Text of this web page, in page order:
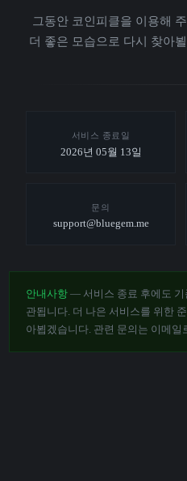
그동안 코인피클을 이용해
더 좋은 모습으로 다시 찾아
서비스 종료일
2026년 05월 13일
문의
support@bluegem.me
안내사항 — 서비스 종료 후에도 기
관됩니다. 더 나은 서비스를 위한
아뵙겠습니다. 관련 문의는 이메일